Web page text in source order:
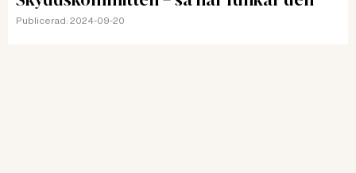
Publicerad: 2024-09-20